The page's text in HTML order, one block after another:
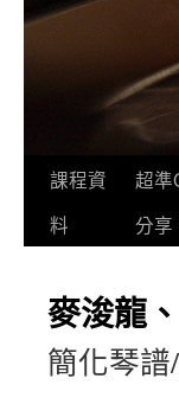
課程資
料
超準
分享
麥浚龍
簡化琴